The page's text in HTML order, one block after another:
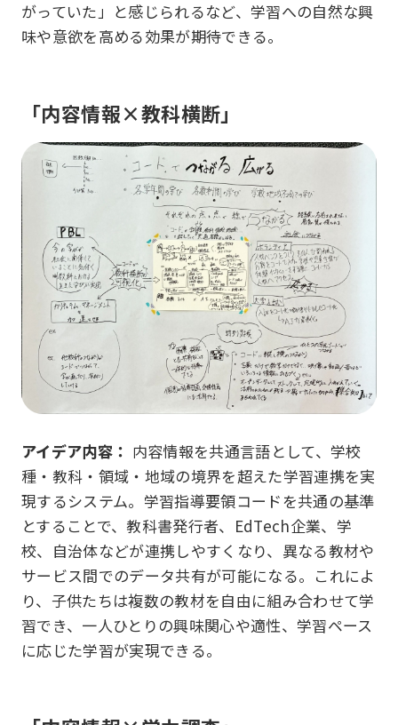
がっていた」と感じられるなど、学習への自然な興
味や意欲を高める効果が期待できる。
「内容情報×教科横断」
アイデア内容： 内容情報を共通言語として、学校
種・教科・領域・地域の境界を超えた学習連携を実
現するシステム。学習指導要領コードを共通の基準
とすることで、教科書発行者、EdTech企業、学
校、自治体などが連携しやすくなり、異なる教材や
サービス間でのデータ共有が可能になる。これによ
り、子供たちは複数の教材を自由に組み合わせて学
習でき、一人ひとりの興味関心や適性、学習ペース
に応じた学習が実現できる。